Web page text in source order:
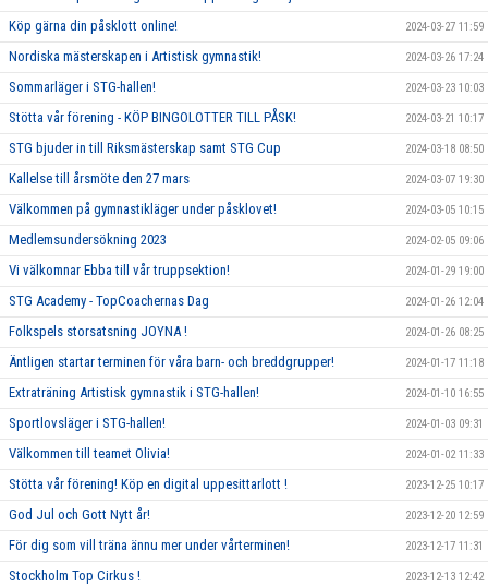
Köp gärna din påsklott online! 2024-03-27 11:59
Nordiska mästerskapen i Artistisk gymnastik! 2024-03-26 17:24
Sommarläger i STG-hallen! 2024-03-23 10:03
Stötta vår förening - KÖP BINGOLOTTER TILL PÅSK! 2024-03-21 10:17
STG bjuder in till Riksmästerskap samt STG Cup 2024-03-18 08:50
Kallelse till årsmöte den 27 mars 2024-03-07 19:30
Välkommen på gymnastikläger under påsklovet! 2024-03-05 10:15
Medlemsundersökning 2023 2024-02-05 09:06
Vi välkomnar Ebba till vår truppsektion! 2024-01-29 19:00
STG Academy - TopCoachernas Dag 2024-01-26 12:04
Folkspels storsatsning JOYNA ! 2024-01-26 08:25
Äntligen startar terminen för våra barn- och breddgrupper! 2024-01-17 11:18
Extraträning Artistisk gymnastik i STG-hallen! 2024-01-10 16:55
Sportlovsläger i STG-hallen! 2024-01-03 09:31
Välkommen till teamet Olivia! 2024-01-02 11:33
Stötta vår förening! Köp en digital uppesittarlott ! 2023-12-25 10:17
God Jul och Gott Nytt år! 2023-12-20 12:59
För dig som vill träna ännu mer under vårterminen! 2023-12-17 11:31
Stockholm Top Cirkus ! 2023-12-13 12:42